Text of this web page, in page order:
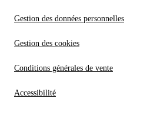
Gestion des données personnelles
Gestion des cookies
Conditions générales de vente
Accessibilité